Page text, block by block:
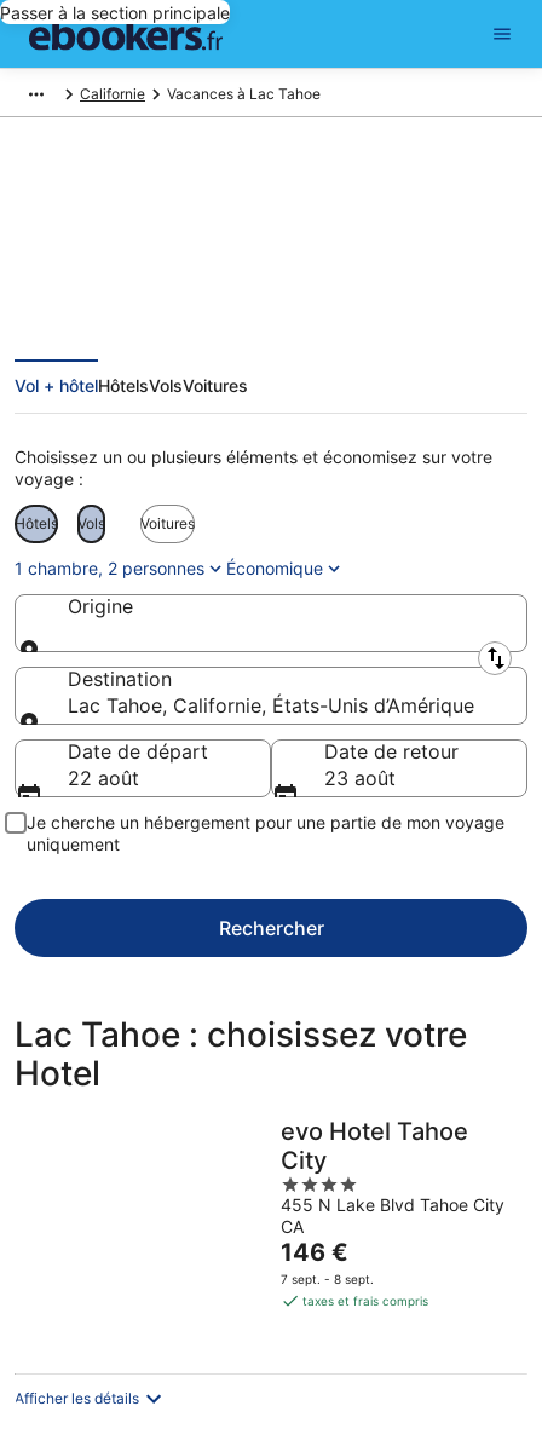
Passer à la section principale
Californie Vacances à Lac Tahoe
Vol + hôtelHôtelsVolsVoitures
Choisissez un ou plusieurs éléments et économisez sur votre
voyage :
Hôtels Vols Voitures
1 chambre, 2 personnes Économique
Origine
Origine
Destination
Lac Tahoe, Californie, États-Unis d’Amérique
Destination
Date de départ
22 août
Date de retour
23 août
Je cherche un hébergement pour une partie de mon voyage
uniquement
Rechercher
Lac Tahoe : choisissez votre
Hotel
evo Hotel Tahoe
City
4
out
of
5
455 N Lake Blvd Tahoe City
CA
Le
prix
est
par
146 €
7 sept. - 8 sept.
taxes et frais compris
Afficher les détails